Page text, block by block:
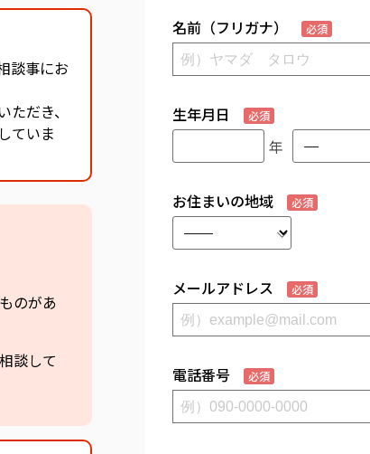
談事にお
だき、
ていま
のがあ
談して
名前（フリガナ） 必須
生年月日 必須
年
お住まいの地域 必須
メールアドレス 必須
電話番号 必須